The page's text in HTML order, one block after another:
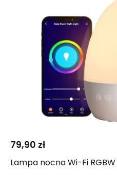
79,90 zł
Lampa nocna Wi-Fi RGBW